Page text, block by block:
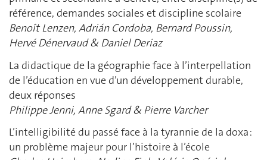
référence, demandes sociales et discipline scolaire
Benoît Lenzen, Adrián Cordoba, Bernard Poussin,
Hervé Dénervaud & Daniel Deriaz
La didactique de la géographie face à l’interpellation
de l’éducation en vue d’un développement durable,
deux réponses
Philippe Jenni, Anne Sgard & Pierre Varcher
L’intelligibilité du passé face à la tyrannie de la doxa :
un problème majeur pour l’histoire à l’école